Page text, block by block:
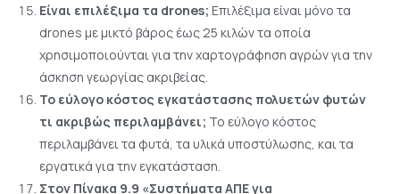
Είναι επιλέξιμα τα drones; Επιλέξιμα είναι μόνο τα
drones με μικτό βάρος έως 25 κιλών τα οποία
χρησιμοποιούνται για την χαρτογράφηση αγρών για την
άσκηση γεωργίας ακριβείας.
Το εύλογο κόστος εγκατάστασης πολυετών φυτών
τι ακριβώς περιλαμβάνει; Το εύλογο κόστος
περιλαμβάνει τα φυτά, τα υλικά υποστύλωσης, και τα
εργατικά για την εγκατάσταση.
Στον Πίνακα 9.9 «Συστήματα ΑΠΕ για